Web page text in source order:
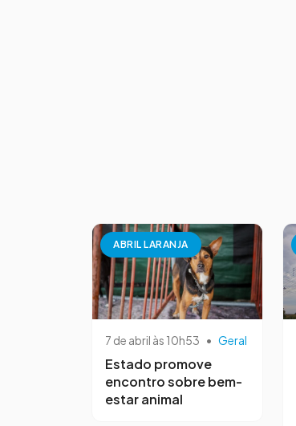
ABRIL LARANJA
7 de abril às 10h53 • Geral
Estado promove
encontro sobre bem-
estar animal